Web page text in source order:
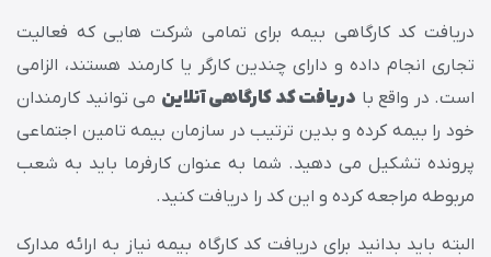
دریافت کد کارگاهی بیمه برای تمامی شرکت هایی که فعالیت
تجاری انجام داده و دارای چندین کارگر یا کارمند هستند، الزامی
است. در واقع با دریافت کد کارگاهی آنلاین می توانید کارمندان
خود را بیمه کرده و بدین ترتیب در سازمان بیمه تامین اجتماعی
پرونده تشکیل می دهید. شما به عنوان کارفرما باید به شعب
مربوطه مراجعه کرده و این کد را دریافت کنید.
البته باید بدانید برای دریافت کد کارگاه بیمه نیاز به ارائه مدارک